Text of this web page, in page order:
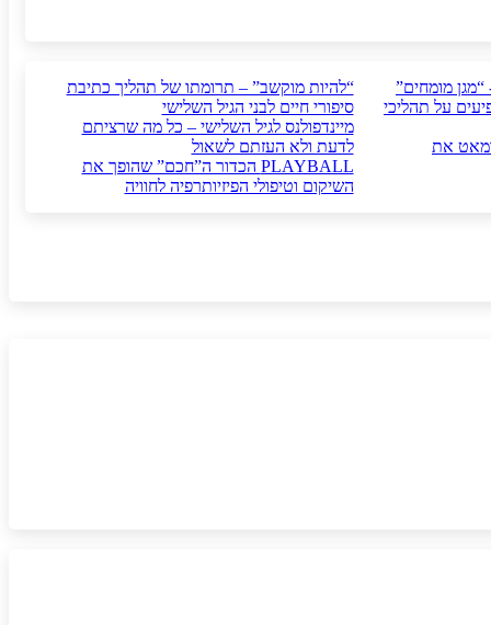
“מגן מומחים”
על תהליכי
ומאט את
“להיות מוקשב” – תרומתו של תהליך כתיבת
סיפורי חיים לבני הגיל השלישי
מיינדפולנס לגיל השלישי – כל מה שרציתם
לדעת ולא העזתם לשאול
PLAYBALL הכדור ה”חכם” שהופך את
השיקום וטיפולי הפיזיותרפיה לחוויה